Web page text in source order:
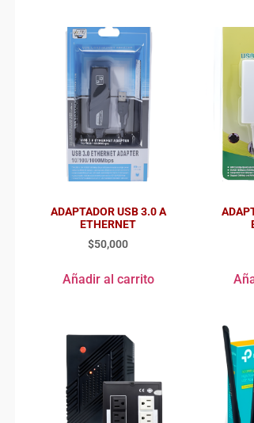
ADAPTADOR USB 3.0 A
ETHERNET
$50,000
Añadir al carrito